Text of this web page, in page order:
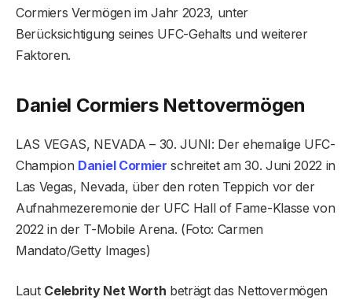
Cormiers Vermögen im Jahr 2023, unter
Berücksichtigung seines UFC-Gehalts und weiterer
Faktoren.
Daniel Cormiers Nettovermögen
LAS VEGAS, NEVADA – 30. JUNI: Der ehemalige UFC-
Champion Daniel Cormier schreitet am 30. Juni 2022 in
Las Vegas, Nevada, über den roten Teppich vor der
Aufnahmezeremonie der UFC Hall of Fame-Klasse von
2022 in der T-Mobile Arena. (Foto: Carmen
Mandato/Getty Images)
Laut Celebrity Net Worth beträgt das Nettovermögen